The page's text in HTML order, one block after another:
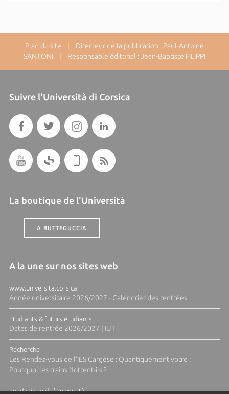
Plan du site | Directeur de la publication : Paul-Antoine
SANTONI | Responsable éditorial : Jean-Baptiste FILIPPI
Suivre l'Università di Corsica
La boutique de l'Università
A BUTTEGUCCIA
A la une sur nos sites web
www.universita.corsica
Année universitaire 2026/2027 - Calendrier des rentrées
Etudiants & futurs étudiants
Dates de rentrée 2026/2027 | IUT
Recherche
Les Rendez-vous de l'IES Cargèse : Quantiquement votre :
Pourquoi les trains flottent-ils ?
Fundazione di l'Università